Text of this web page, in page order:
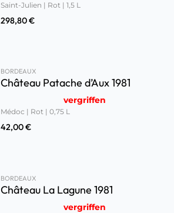
Saint-Julien | Rot | 1,5 L
298,80€
BORDEAUX
Château Patache d’Aux 1981
vergriffen
Médoc | Rot | 0,75 L
42,00€
BORDEAUX
Château La Lagune 1981
vergriffen